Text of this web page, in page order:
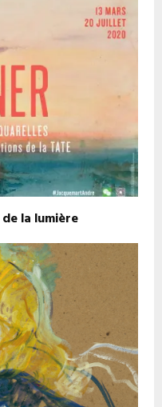
la lumière